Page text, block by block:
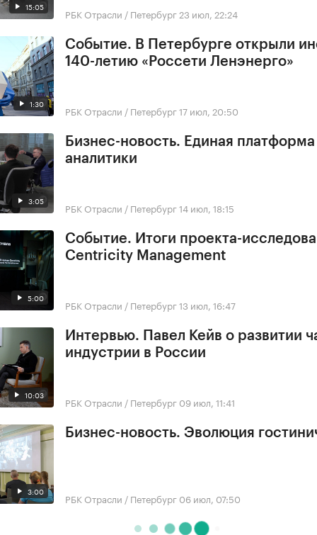
15:05 РБК Отрасли / Петербург 23 июл, 22:24
1:30
Событие. В Петербурге открыли
140-летию «Россети Ленэнерго»
РБК Отрасли / Петербург17 июл, 20:50
3:05
Бизнес-новость. Единая платформа
аналитики
РБК Отрасли / Петербург14 июл, 18:15
5:00
Событие. Итоги проекта-
Centricity Management
РБК Отрасли / Петербург13 июл, 16:47
10:03
Интервью. Павел Кейв о развитии
индустрии в России
РБК Отрасли / Петербург 09 июл, 11:41
3:00
Бизнес-новость. Эволюция
РБК Отрасли / Петербург 06 июл, 07:50